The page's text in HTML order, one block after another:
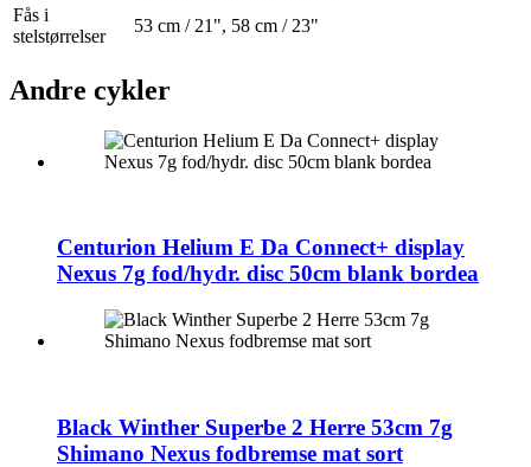
Fås i
stelstørrelser
53 cm / 21", 58 cm / 23"
Andre cykler
Centurion Helium E Da Connect+ display
Nexus 7g fod/hydr. disc 50cm blank bordea
Black Winther Superbe 2 Herre 53cm 7g
Shimano Nexus fodbremse mat sort